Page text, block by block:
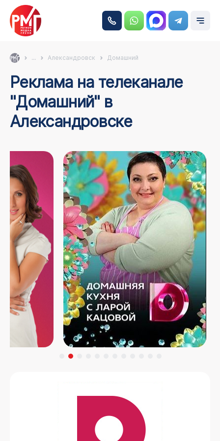
... Александровск Домашний
Реклама на телеканале
"Домашний" в
Александровске